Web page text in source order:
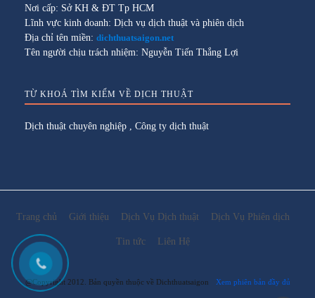
Nơi cấp: Sở KH & ĐT Tp HCM
Lĩnh vực kinh doanh: Dịch vụ dịch thuật và phiên dịch
Địa chỉ tên miền: dichthuatsaigon.net
Tên người chịu trách nhiệm: Nguyễn Tiến Thắng Lợi
TỪ KHOÁ TÌM KIẾM VỀ DỊCH THUẬT
Dịch thuật chuyên nghiệp , Công ty dịch thuật
Trang chủ Giới thiệu Dịch Vụ Dịch thuật Dịch Vụ Phiên dịch
Tin tức Liên Hệ
@Copyright 2012. Bản quyền thuộc về Dichthuatsaigon Xem phiên bản đầy đủ